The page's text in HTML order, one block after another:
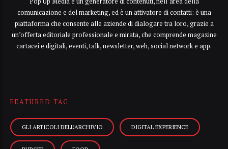
comunicazione e del marketing, ed è un attivatore di contatti: è una
piattaforma che consente alle aziende di dialogare tra loro, grazie a
un’offerta editoriale professionale e mirata, che comprende magazine
cartacei e digitali, eventi, talk, newsletter, web, social network e app.
FEATURED TAG
GLI ARTICOLI DELL’ARCHIVIO DIGITAL EXPERIENCE